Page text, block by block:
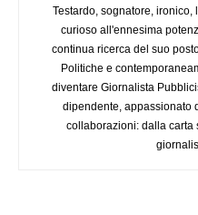
Testardo, sognatore, ironico,
curioso all'ennesima
continua ricerca del suo
Politiche e
diventare Giornalista
dipendente, appassionato
collaborazioni: dalla carta